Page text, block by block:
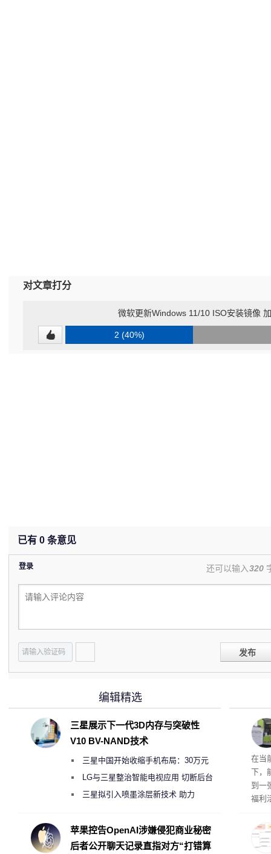
对文章打分
微软更新Windows 11/10 ISO安装镜像
2 (40%)
已有 0 条意见
登录 还可以输入320
发布
在当
下，
到一
福利
州
家
编辑精选
三星展示下一代3D内存与突破性
V10 BV-NAND技术
三星中国开始收缩手机布局：30万元
月销售额不达标门店 将被逐步清退
LG与三星整治智能电视应用 切断后台
偷偷共享带宽的违规行为
三星拟引入喷墨涂层新技术 助力
度
苹果控告OpenAI涉嫌侵犯商业秘密
后者公开聊天记录直指对方“打错算